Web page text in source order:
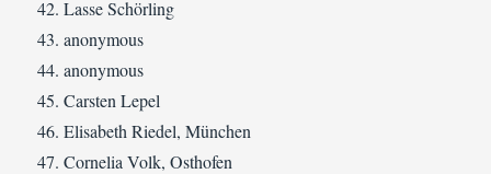
Lasse Schörling
anonymous
anonymous
Carsten Lepel
Elisabeth Riedel, München
Cornelia Volk, Osthofen